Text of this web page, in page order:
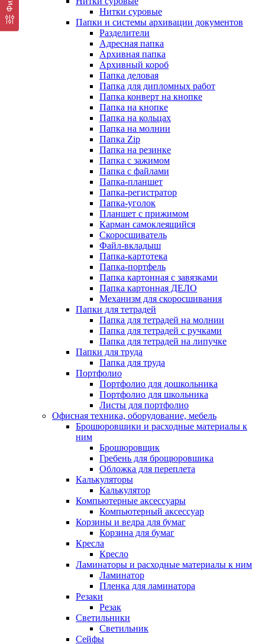
Нитки суровые
Папки и системы архивации документов
Разделители
Адресная папка
Архивная папка
Архивный короб
Папка деловая
Папка для дипломных работ
Папка конверт на кнопке
Папка на кнопке
Папка на кольцах
Папка на молнии
Папка Zip
Папка на резинке
Папка с зажимом
Папка с файлами
Папка-планшет
Папка-регистратор
Папка-уголок
Планшет с прижимом
Карман самоклеящийся
Скоросшиватель
Файл-вкладыш
Папка-картотека
Папка-портфель
Папка картонная с завязками
Папка картонная ДЕЛО
Механизм для скоросшивания
Папки для тетрадей
Папка для тетрадей на молнии
Папка для тетрадей с ручками
Папка для тетрадей на липучке
Папки для труда
Папка для труда
Портфолио
Портфолио для дошкольника
Портфолио для школьника
Листы для портфолио
Офисная техника, оборудование, мебель
Брошюровшики и расходные материалы к
ним
Брошюровщик
Гребень для брощюровшика
Обложка для переплета
Калькуляторы
Калькулятор
Компьютерные аксессуары
Компьютерный аксессуар
Корзины и ведра для бумаг
Корзина для бумаг
Кресла
Кресло
Ламинаторы и расходные материалы к ним
Ламинатор
Пленка для ламинатора
Резаки
Резак
Светильники
Светильник
Сейфы